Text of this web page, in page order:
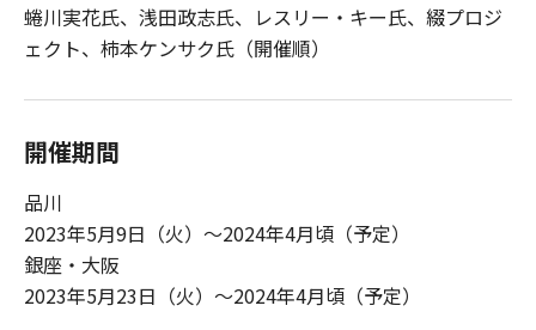
蜷川実花氏、浅田政志氏、レスリー・キー氏、綴プロジ
ェクト、柿本ケンサク氏（開催順）
開催期間
品川
2023年5月9日（火）～2024年4月頃（予定）
銀座・大阪
2023年5月23日（火）～2024年4月頃（予定）